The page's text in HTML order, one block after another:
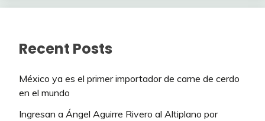
Recent Posts
México ya es el primer importador de carne de cerdo
en el mundo
Ingresan a Ángel Aguirre Rivero al Altiplano por